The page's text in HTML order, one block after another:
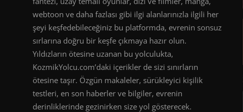
webtoon ve daha fazlası gibi ilgi alanlarınızla ilgili her
şeyi keşfedebileceğiniz bu platformda, evrenin sonsuz
sırlarına doğru bir keşfe çıkmaya hazır olun.
Yıldızların ötesine uzanan bu yolculukta,
KozmikYolcu.com’daki içerikler de sizi sınırların
ötesine taşır. Özgün makaleler, sürükleyici kişilik
testleri, en son haberler ve bilgiler, evrenin
derinliklerinde gezinirken size yol gösterecek.